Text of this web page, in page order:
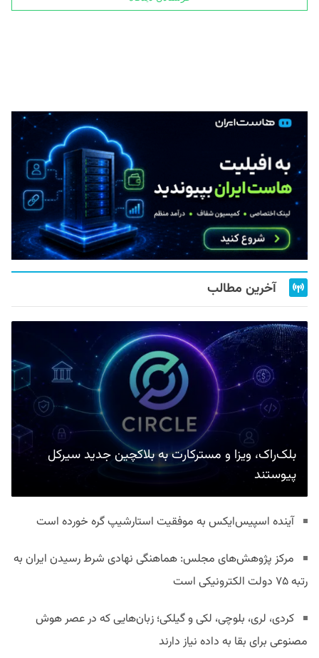
آخرین مطالب
بلک‌راک، ویزا و مسترکارت به بلاکچین جدید سیرکل
پیوستند
آینده اسپیس‌ایکس به موفقیت استارشیپ گره خورده است
مرکز پژوهش‌های مجلس: هماهنگی نهادی شرط رسیدن ایران به
رتبه ۷۵ دولت الکترونیکی است
کردی، لری، بلوچی، لکی و گیلکی؛ زبان‌هایی که در عصر هوش
مصنوعی برای بقا به داده نیاز دارند